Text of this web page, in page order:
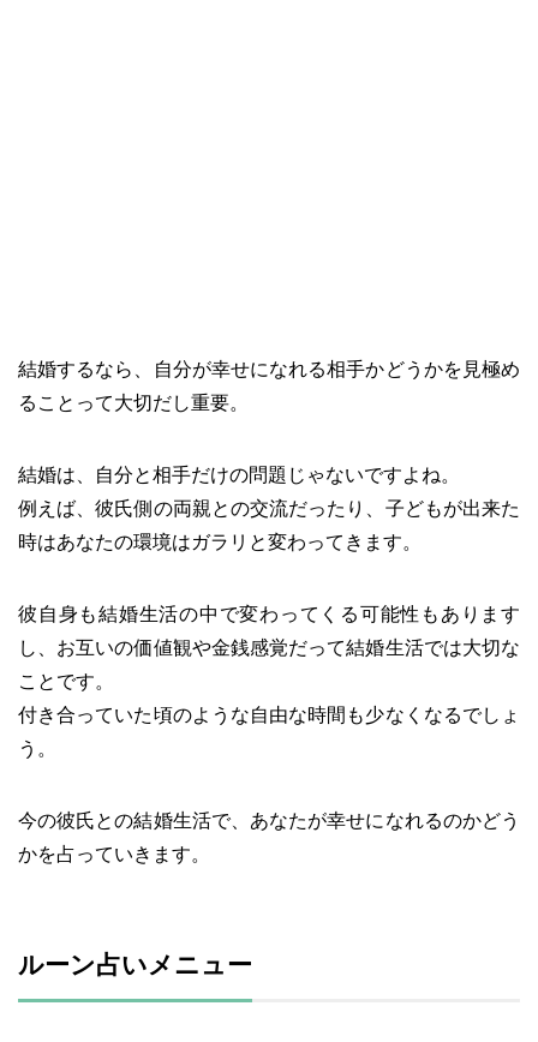
結婚するなら、自分が幸せになれる相手かどうかを見極め
ることって大切だし重要。
結婚は、自分と相手だけの問題じゃないですよね。
例えば、彼氏側の両親との交流だったり、子どもが出来た
時はあなたの環境はガラリと変わってきます。
彼自身も結婚生活の中で変わってくる可能性もあります
し、お互いの価値観や金銭感覚だって結婚生活では大切な
ことです。
付き合っていた頃のような自由な時間も少なくなるでしょ
う。
今の彼氏との結婚生活で、あなたが幸せになれるのかどう
かを占っていきます。
ルーン占いメニュー